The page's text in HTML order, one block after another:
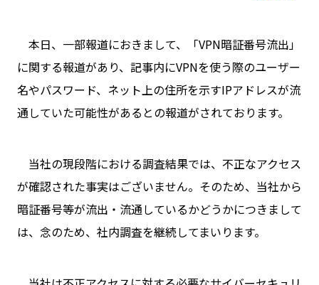
本日、一部報道におきまして、「VPN暗証番号流出」
に関する報道があり、記事内にVPNを使う際のユーザー
名やパスワード、ネット上の住所を示すIPアドレスが流
通していた可能性があるとの報道がされております。
当社の現段階における調査結果では、不正なアクセス
が確認された事実はございません。そのため、当社から
暗証番号等が流出・流通しているかどうかにつきまして
は、念のため、社内調査を継続してまいります。